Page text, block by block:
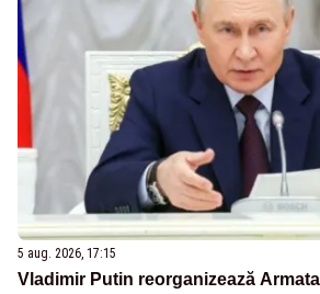
5 aug. 2026, 17:15
Vladimir Putin reorganizează